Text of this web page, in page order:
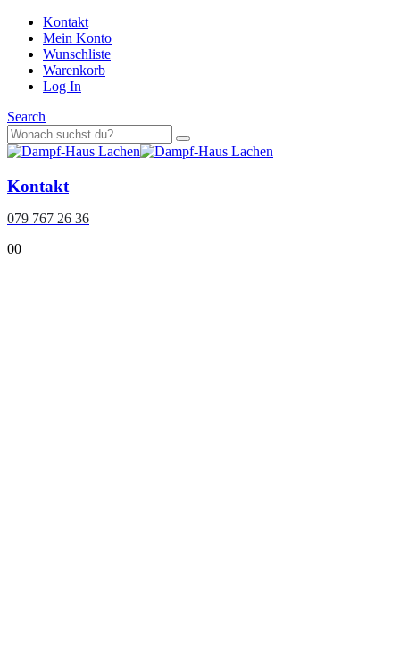
Kontakt
Mein Konto
Wunschliste
Warenkorb
Log In
Search
Kontakt
079 767 26 36
00